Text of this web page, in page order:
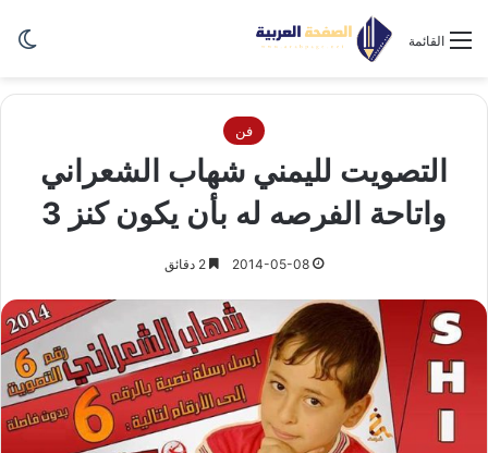
القائمة
فن
التصويت لليمني شهاب الشعراني
واتاحة الفرصه له بأن يكون كنز 3
2014-05-08